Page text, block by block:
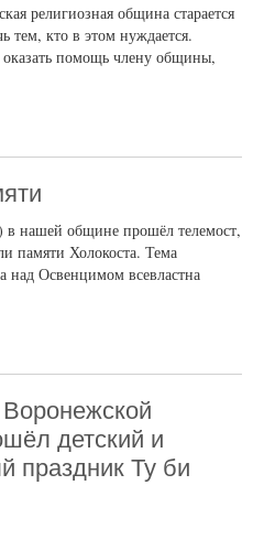
религиозная община старается
тем, кто в этом нуждается.
помощь члену общины,
в нашей общине прошёл телемост,
памяти Холокоста. Тема
над Освенцимом всевластна
детский и
праздник Ту би